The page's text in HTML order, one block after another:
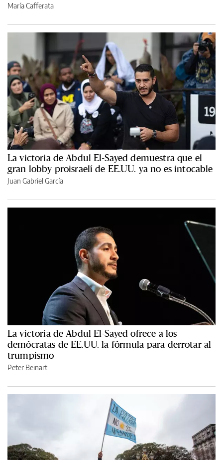
María Cafferata
La victoria de Abdul El-Sayed demuestra que el
gran lobby proisraelí de EE.UU. ya no es intocable
Juan Gabriel García
La victoria de Abdul El-Sayed ofrece a los
demócratas de EE.UU. la fórmula para derrotar al
trumpismo
Peter Beinart